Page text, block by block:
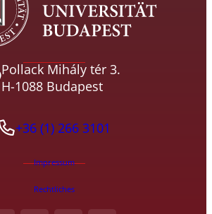
Pollack Mihály tér 3.
H-1088 Budapest
+36 (1) 266 3101
Impressum
Rechtliches